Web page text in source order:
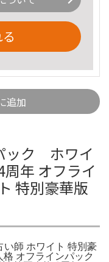
追加
ック ホワイ
周年 オフライ
特別豪華版
い師 ホワイト 特別豪
オフラインパック